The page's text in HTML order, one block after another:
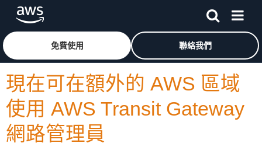
跳至主要內容按一下這裡可返回 Amazon Web Services 首頁
免費使用 聯絡我們
現在可在額外的 AWS 區域
使用 AWS Transit Gateway
網路管理員